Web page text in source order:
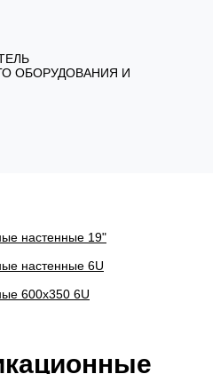
ОБОРУДОВАНИЯ И
настенные 19"
настенные 6U
600х350 6U